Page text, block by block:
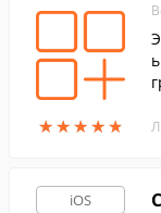
★★★★★
★★★★★
iOS